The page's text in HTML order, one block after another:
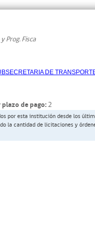
Prog. Fisca
DE
de pago: 2
por esta institución desde los
la cantidad de licitaciones y